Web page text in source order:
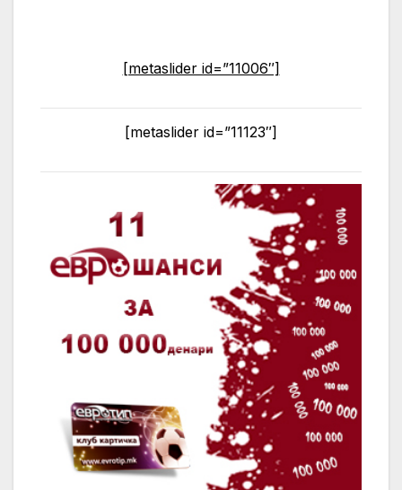
[metaslider id=”11006″]
[metaslider id=”11123″]